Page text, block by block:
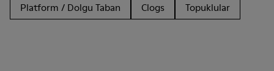
Platform / Dolgu Taban
Clogs Topuklular